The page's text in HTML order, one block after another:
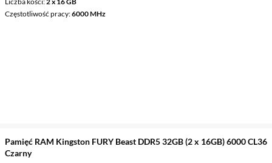
Częstotliwość pracy 6000 MHz
Pamięć RAM Kingston FURY Beast DDR5 32GB (2 x 16GB) 6000 CL36
Czarny